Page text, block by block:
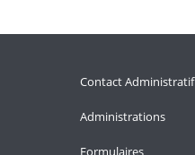
Contact Administratif
Administrations